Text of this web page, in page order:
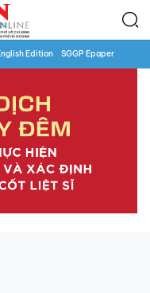
Edition SGGP Epaper